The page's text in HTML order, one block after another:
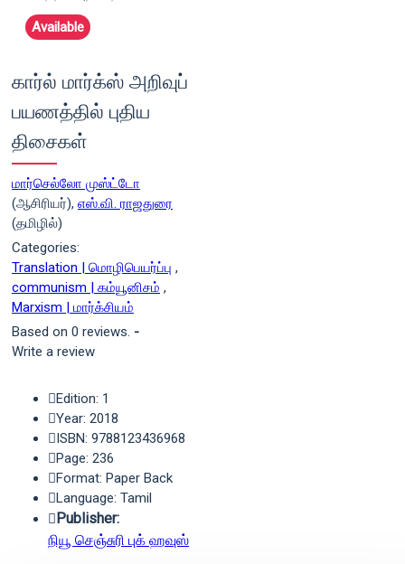
Available
கார்ல் மார்க்ஸ் அறிவுப்
பயணத்தில் புதிய
திசைகள்
மார்செல்லோ முஸ்ட்டோ
(ஆசிரியர்), எஸ்.வி. ராஜதுரை
(தமிழில்)
Categories:
Translation | மொழிபெயர்ப்பு ,
communism | கம்யூனிசம் ,
Marxism | மார்க்சியம்
Based on 0 reviews. -
Write a review
Edition: 1
Year: 2018
ISBN: 9788123436968
Page: 236
Format: Paper Back
Language: Tamil
Publisher:
நியூ செஞ்சுரி புக் ஹவுஸ்